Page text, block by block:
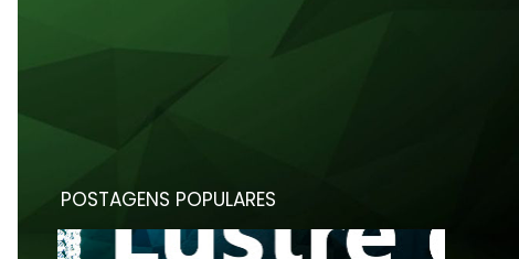
POSTAGENS POPULARES